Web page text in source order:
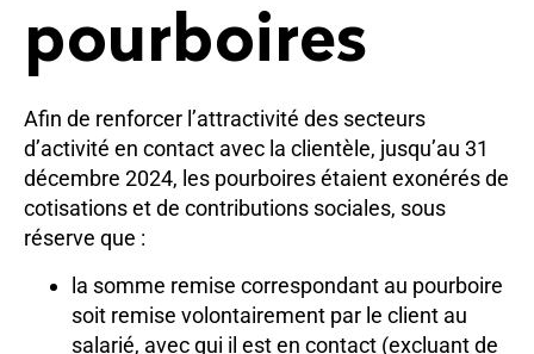
pourboires
Afin de renforcer l’attractivité des secteurs
d’activité en contact avec la clientèle, jusqu’au 31
décembre 2024, les pourboires étaient exonérés de
cotisations et de contributions sociales, sous
réserve que :
la somme remise correspondant au pourboire
soit remise volontairement par le client au
salarié, avec qui il est en contact (excluant de